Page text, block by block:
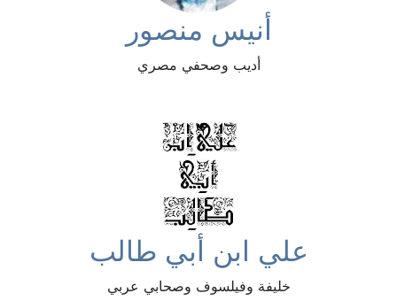
أنيس منصور
أديب وصحفي مصري
علي ابن أبي طالب
خليفة وفيلسوف وصحابي عربي